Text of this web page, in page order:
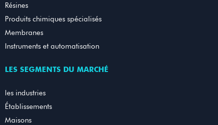
Résines
Produits chimiques spécialisés
Membranes
Instruments et automatisation
LES SEGMENTS DU MARCHÉ
les industries
Établissements
Maisons